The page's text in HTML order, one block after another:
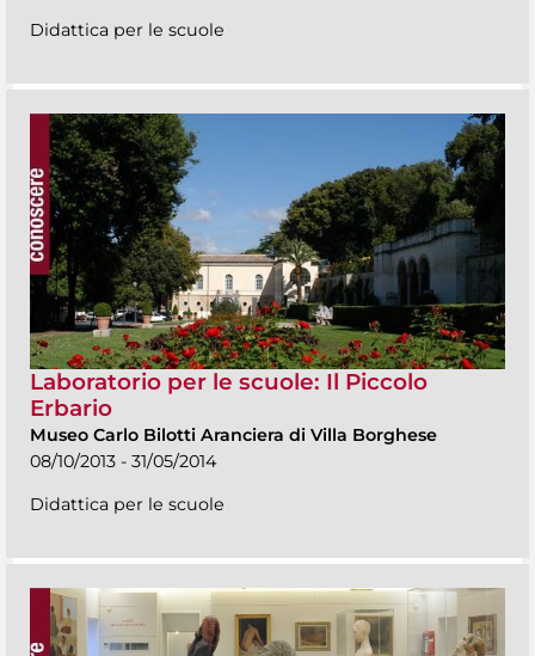
Didattica per le scuole
Laboratorio per le scuole: Il Piccolo
Erbario
Museo Carlo Bilotti Aranciera di Villa Borghese
08/10/2013 - 31/05/2014
Didattica per le scuole